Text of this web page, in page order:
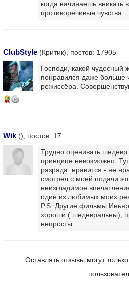
когда начинаешь вникать
противоречивые чувства.
ClubStyle (Критик), постов: 17905
15
Господи, какой
понравился даже больше
режиссёра.
Wik (), постов: 17
Трудно оценивать
принципе невозможно.
разряда: нравится - не
смотрел с моей подачи
неизгладимое
один из любимых моих
P.S. Другие фильмы
хороши ( шедевральны),
непросты.
Оставлять отзывы могут